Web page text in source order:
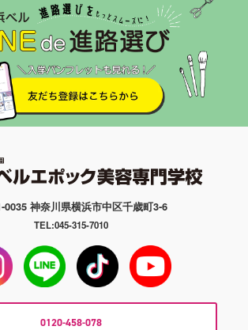
0035 神奈川県横浜市中区千歳町3-6
TEL:045-315-7010
0120-458-078